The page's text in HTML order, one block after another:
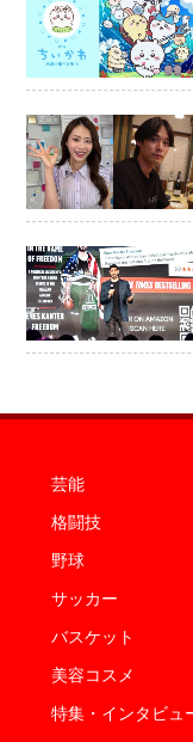
芸能
格闘技
野球
サッカー
バスケット
美容コスメ
特集・インタビュ